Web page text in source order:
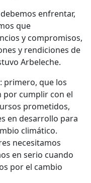
enfrentar,
que
y compromisos,
y rendiciones de
Arbeleche.
primero, que los
por cumplir con el
prometidos,
en desarrollo para
climático.
necesitamos
en serio cuando
por el cambio